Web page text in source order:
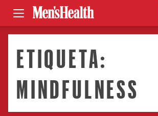
ETIQUETA:
MINDFULNESS